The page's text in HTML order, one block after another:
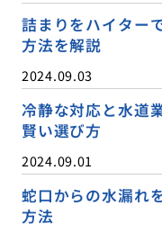
詰まりをハイター
方法を解説
2024.09.03
冷静な対応と水道
賢い選び方
2024.09.01
蛇口からの水漏れ
方法